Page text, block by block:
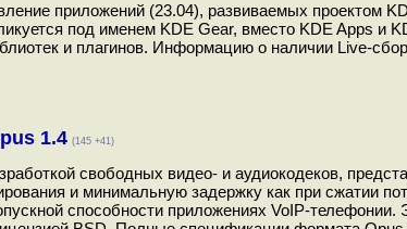
приложений (23.04), развиваемых проектом
под именем KDE Gear, вместо KDE Apps и
и плагинов. Информацию о наличии Live-
1.4 (145 +41)
свободных видео- и аудиокодеков,
и минимальную задержку как при сжатии
способности приложениях VoIP-